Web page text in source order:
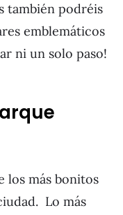
también podréis
emblemáticos
ni un solo paso!
los más bonitos
Lo más